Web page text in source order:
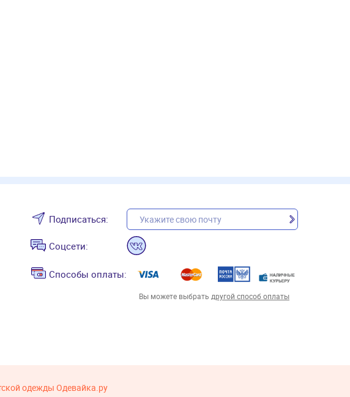
Подписаться:
Соцсети:
Способы оплаты:
Вы можете выбрать другой способ оплаты
одежды Одевайка.ру